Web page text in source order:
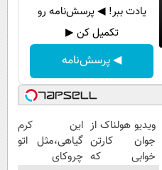
یادت ببر! ◀ پرسش‌نامه رو
تکمیل کن ▶
◀ پرسش‌نامه
ویدیو هولناک از
جوان کارتن
خوابی که
این کرم
گیاهی،مثل اتو
چروکای